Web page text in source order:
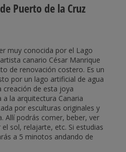
Puerto de la Cruz
muy conocida por el Lago
canario César Manrique
de renovación costero. Es un
por un lago artificial de agua
creación de esta joya
la arquitectura Canaria
por esculturas originales y
Allí podrás comer, beber, ver
sol, relajarte, etc. Si estudias
a 5 minotos andando de